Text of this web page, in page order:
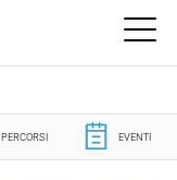
PERCORSI EVENTI